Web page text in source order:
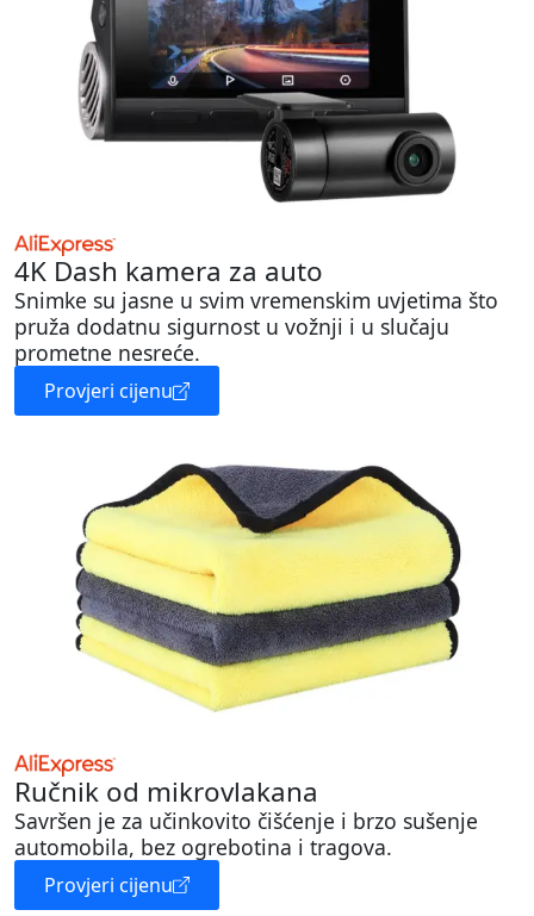
4K Dash kamera za auto
Snimke su jasne u svim vremenskim uvjetima što
pruža dodatnu sigurnost u vožnji i u slučaju
prometne nesreće.
Provjeri cijenu
Ručnik od mikrovlakana
Savršen je za učinkovito čišćenje i brzo sušenje
automobila, bez ogrebotina i tragova.
Provjeri cijenu